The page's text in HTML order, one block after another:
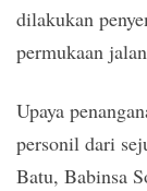
dilakukan
permukaan
Upaya
personil dari
Batu, Babinsa